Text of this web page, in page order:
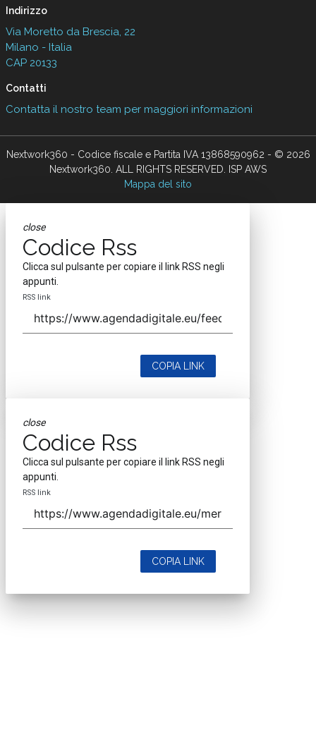
Indirizzo
Via Moretto da Brescia, 22
Milano - Italia
CAP 20133
Contatti
Contatta il nostro team per maggiori informazioni
Nextwork360 - Codice fiscale e Partita IVA 13868590962 - © 2026
Nextwork360. ALL RIGHTS RESERVED. ISP AWS
Mappa del sito
close
Codice Rss
Clicca sul pulsante per copiare il link RSS negli
appunti.
RSS link
COPIA LINK
close
Codice Rss
Clicca sul pulsante per copiare il link RSS negli
appunti.
RSS link
COPIA LINK